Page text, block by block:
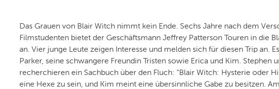
Das Grauen von Blair Witch nimmt kein Ende. Sechs Jahre nach dem
Filmstudenten bietet der Geschäftsmann Jeffrey Patterson Touren in die
an. Vier junge Leute zeigen Interesse und melden sich für diesen Trip an.
Parker, seine schwangere Freundin Tristen sowie Erica und Kim. Stephen
recherchieren ein Sachbuch über den Fluch: "Blair Witch: Hysterie oder
eine Hexe zu sein, und Kim meint eine übersinnliche Gabe zu besitzen.